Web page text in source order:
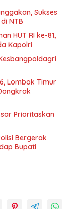
Sukses
NTB
HUT RI ke-81,
Kapolri
Lombok Timur
Prioritaskan
Bergerak
Bupati